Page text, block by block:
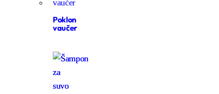
Poklon
vaučer